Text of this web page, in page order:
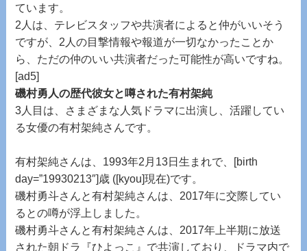
ています。
2人は、テレビスタッフや共演者によると仲がいいそう
ですが、2人の目撃情報や報道が一切なかったことか
ら、ただの仲のいい共演者だった可能性が高いですね。
[ad5]
磯村勇人の歴代彼女と噂された有村架純
3人目は、さまざまな人気ドラマに出演し、活躍してい
る女優の有村架純さんです。
有村架純さんは、1993年2月13日生まれで、[birth
day=”19930213″]歳 ([kyou]現在)です。
磯村勇斗さんと有村架純さんは、2017年に交際してい
るとの噂が浮上しました。
磯村勇斗さんと有村架純さんは、2017年上半期に放送
された朝ドラ『ひよっこ』で共演しており、ドラマ内で